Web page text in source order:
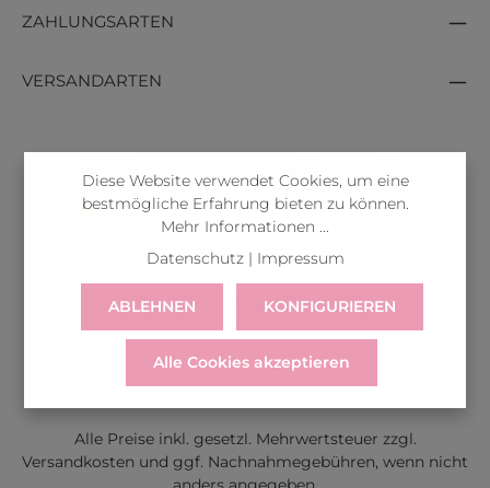
ZAHLUNGSARTEN
VERSANDARTEN
SERVICE & HILFE
Alle Preise inkl. gesetzl. Mehrwertsteuer zzgl.
Versandkosten und ggf. Nachnahmegebühren, wenn nicht
Diese Website verwendet Cookies, um eine
bestmögliche Erfahrung bieten zu können.
Mehr Informationen ...
Datenschutz| Impressum
ABLEHNEN KONFIGURIEREN
Alle Cookies akzeptieren